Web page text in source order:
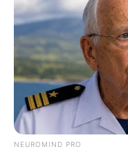
NEUROMIND PRO